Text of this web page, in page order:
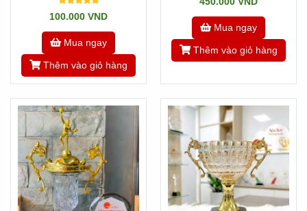
Nhật Minh
100.000 VND
Mua ngay
Thêm vào giỏ hàng
Mua ngay
Thêm vào giỏ hàng